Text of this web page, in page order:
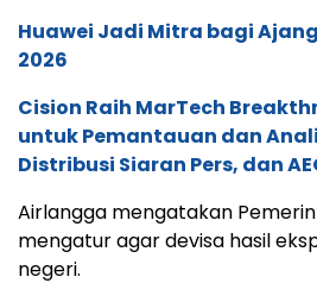
Huawei Jadi Mitra bagi Ajang
2026
Cision Raih MarTech
untuk Pemantauan dan
Distribusi Siaran Pers, dan
Airlangga mengatakan
mengatur agar devisa hasil
negeri.